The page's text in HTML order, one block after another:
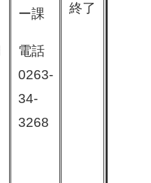
ー課
電話
0263-
34-
3268
終了